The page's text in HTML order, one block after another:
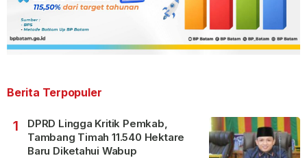
Berita Terpopuler
1
DPRD Lingga Kritik Pemkab,
Tambang Timah 11.540 Hektare
Baru Diketahui Wabup